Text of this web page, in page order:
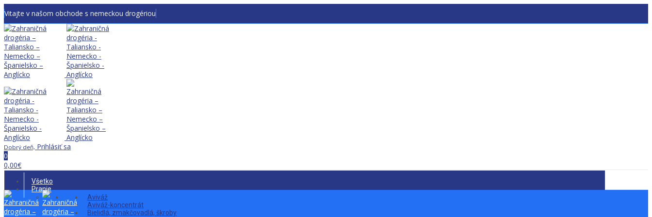
Vitajte v našom obchode s nemeckou drogériou
Dobrý deň, Prihlásiť sa
0
0,00€
Všetko
Pranie
Aviváž
Aviváž-koncentrát
Bielidlá, zmäkčovadlá, škroby